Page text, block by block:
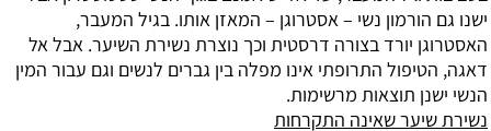
ישנו גם הורמון נשי – אסטרוגן – המאזן אותו. בגיל המעבר,
האסטרוגן יורד בצורה דרסטית וכך נוצרת נשירת השיער. אבל אל
דאגה, הטיפול התרופתי אינו מפלה בין גברים לנשים וגם עבור המין
הנשי ישנן תוצאות מרשימות.
נשירת שיער שאינה התקרחות